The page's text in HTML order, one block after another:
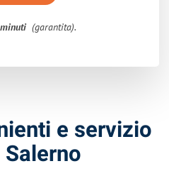
(garantita).
e servizio